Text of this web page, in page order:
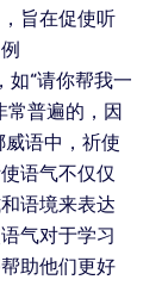
旨在促使听
如“请你帮我一
常普遍的，因
语中，祈使
语气不仅仅
语境来表达
气对于学习
助他们更好